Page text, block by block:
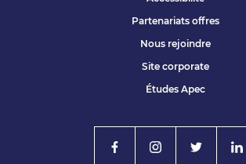
Partenariats offres
Nous rejoindre
Site corporate
Études Apec